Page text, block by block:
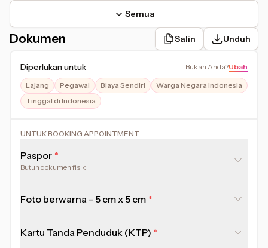
Semua
Dokumen Salin Unduh
Diperlukan untuk Bukan Anda?Ubah
Lajang Pegawai Biaya Sendiri
Warga Negara Indonesia
Tinggal di Indonesia
UNTUK BOOKING APPOINTMENT
Paspor
Butuh dokumen fisik
Foto berwarna - 5 cm x 5 cm
Kartu Tanda Penduduk (KTP)